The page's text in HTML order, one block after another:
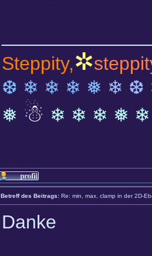
Steppity,✲
❆ ❄ ❄ ❄ ❅ ❄ ❆
❅ ☃ ❄ ❄ ❄ ❅
Betreff des Beitrags: Re: min, max, clamp in der 2D-
Danke